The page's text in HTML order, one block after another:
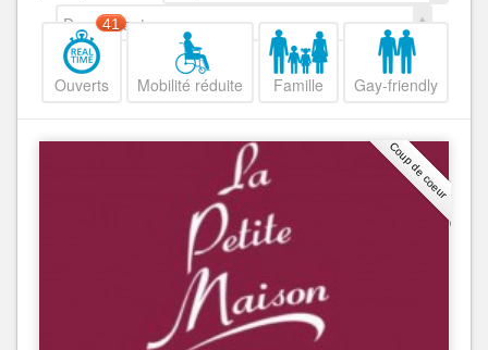
Decroissant
Ouverts
41
Mobilité réduite Famille Gay-friendly
Coup de coeur